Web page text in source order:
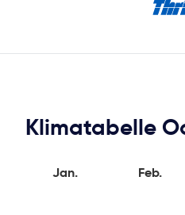
Klimatabelle
Jan. Feb.